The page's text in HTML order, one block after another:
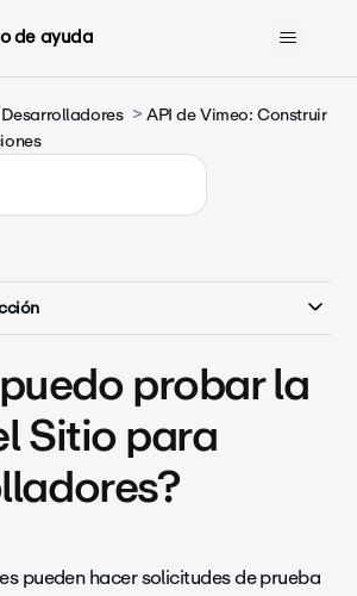
de ayuda
Desarrolladores
API de Vimeo: Construir
probar la
Sitio para
pueden hacer solicitudes de prueba